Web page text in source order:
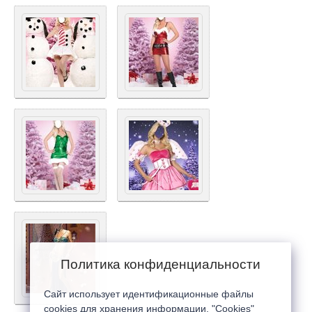
Политика конфиденциальности
Сайт использует идентификационные файлы
cookies для хранения информации. "Cookies"